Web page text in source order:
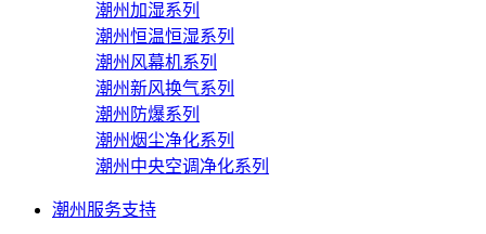
潮州加湿系列
潮州恒温恒湿系列
潮州风幕机系列
潮州新风换气系列
潮州防爆系列
潮州烟尘净化系列
潮州中央空调净化系列
潮州服务支持